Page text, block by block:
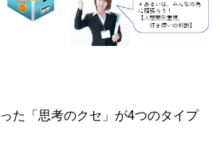
た「思考のクセ」が4つのタイプ